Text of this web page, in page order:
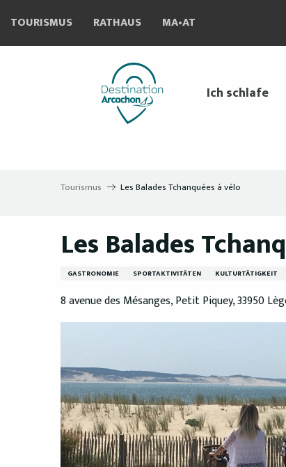
contenu
TOURISMUS RATHAUS MA•AT
Ich schlafe
Tourismus Les Balades Tchanquées à vélo
Les Balades
GASTRONOMIE SPORTAKTIVITÄTEN KULTURTÄTIGKEIT
8 avenue des Mésanges, Petit Piquey, 33950